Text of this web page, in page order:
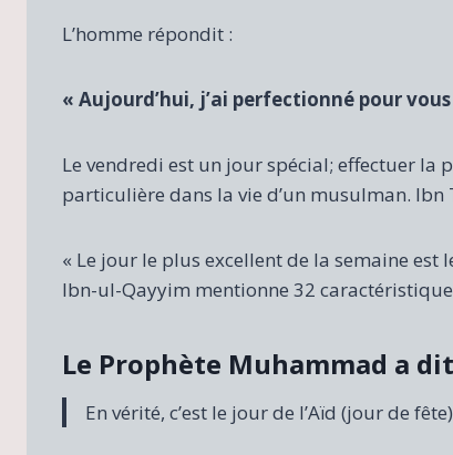
L’homme répondit :
« Aujourd’hui, j’ai perfectionné pour
Le vendredi est un jour spécial; effectuer la
particulière dans la vie d’un musulman.
« Le jour le plus excellent de la semaine est
Ibn-ul-Qayyim mentionne 32
Le Prophète Muhammad a
En vérité, c’est le jour de l’Aïd (jour de